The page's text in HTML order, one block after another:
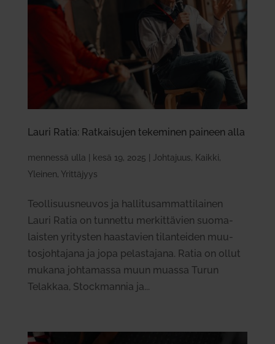
Lauri Ratia: Rat­kai­sujen teke­minen paineen alla
mennessä ulla kesä 19, 2025 Johtajuus, Kaikki,
Yleinen, Yrittäjyys
Teol­li­suus­neuvos ja hal­li­tusam­mat­ti­lainen
Lauri Ratia on tun­nettu mer­kit­tävien suo­ma­
laisten yri­tysten haas­tavien tilan­teiden muu­
tos­joh­tajana ja jopa pelas­tajana. Ratia on ollut
mukana joh­ta­massa muun muassa Turun
Telakkaa, Stock­mannia ja...